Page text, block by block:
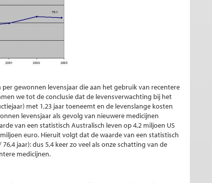
gewonnen levensjaar die aan het gebruik van recentere
we tot de conclusie dat de levensverwachting bij het
met 1,23 jaar toeneemt en de levenslange kosten
levensjaar als gevolg van nieuwere medicijnen
van een statistisch Australisch leven op 4,2 miljoen US
euro. Hieruit volgt dat de waarde van een statistisch
jaar): dus 5,4 keer zo veel als onze schatting van de
medicijnen.